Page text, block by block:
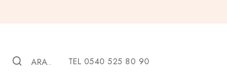
ARA.. TEL 0540 525 80 90